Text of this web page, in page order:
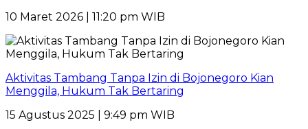
10 Maret 2026 | 11:20 pm WIB
Aktivitas Tambang Tanpa Izin di Bojonegoro Kian
Menggila, Hukum Tak Bertaring
15 Agustus 2025 | 9:49 pm WIB